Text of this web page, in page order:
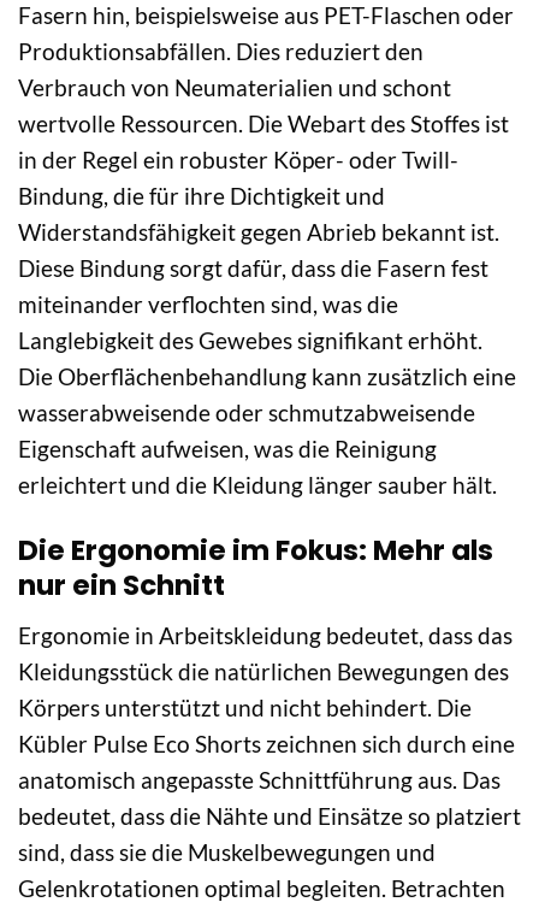
Fasern hin, beispielsweise aus PET-Flaschen oder
Produktionsabfällen. Dies reduziert den
Verbrauch von Neumaterialien und schont
wertvolle Ressourcen. Die Webart des Stoffes ist
in der Regel ein robuster Köper- oder Twill-
Bindung, die für ihre Dichtigkeit und
Widerstandsfähigkeit gegen Abrieb bekannt ist.
Diese Bindung sorgt dafür, dass die Fasern fest
miteinander verflochten sind, was die
Langlebigkeit des Gewebes signifikant erhöht.
Die Oberflächenbehandlung kann zusätzlich eine
wasserabweisende oder schmutzabweisende
Eigenschaft aufweisen, was die Reinigung
erleichtert und die Kleidung länger sauber hält.
Die Ergonomie im Fokus: Mehr als
nur ein Schnitt
Ergonomie in Arbeitskleidung bedeutet, dass das
Kleidungsstück die natürlichen Bewegungen des
Körpers unterstützt und nicht behindert. Die
Kübler Pulse Eco Shorts zeichnen sich durch eine
anatomisch angepasste Schnittführung aus. Das
bedeutet, dass die Nähte und Einsätze so platziert
sind, dass sie die Muskelbewegungen und
Gelenkrotationen optimal begleiten. Betrachten